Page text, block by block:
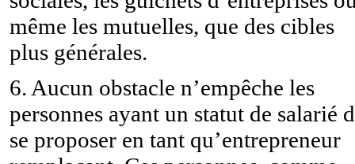
même les mutuelles, que des cibles
plus générales.
6. Aucun obstacle n’empêche les
personnes ayant un statut de salarié
se proposer en tant qu’entrepreneur